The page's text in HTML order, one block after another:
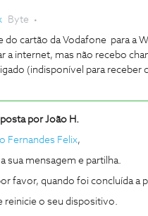
Byte
do cartão da Vodafone para a
a internet, mas não recebo
(indisponível para receber
porJoão H.
Fernandes Felix,
sua mensagem e partilha.
favor, quando foi concluída a
reinicie o seu dispositivo.